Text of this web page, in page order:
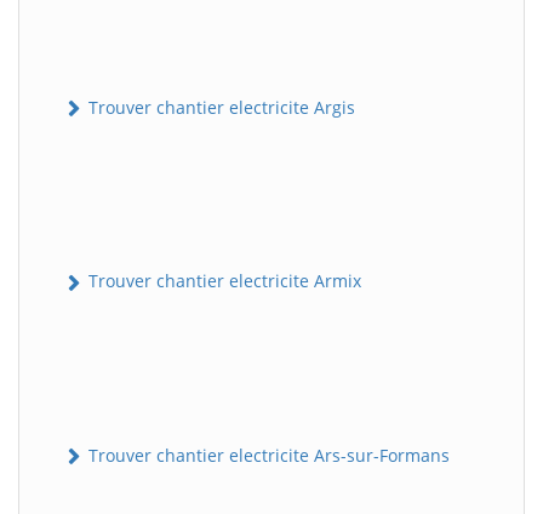
Trouver chantier electricite Argis
Trouver chantier electricite Armix
Trouver chantier electricite Ars-sur-Formans